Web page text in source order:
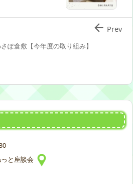
ぽ倉敷【今年度の取り組み】
 Prev
っと座談会